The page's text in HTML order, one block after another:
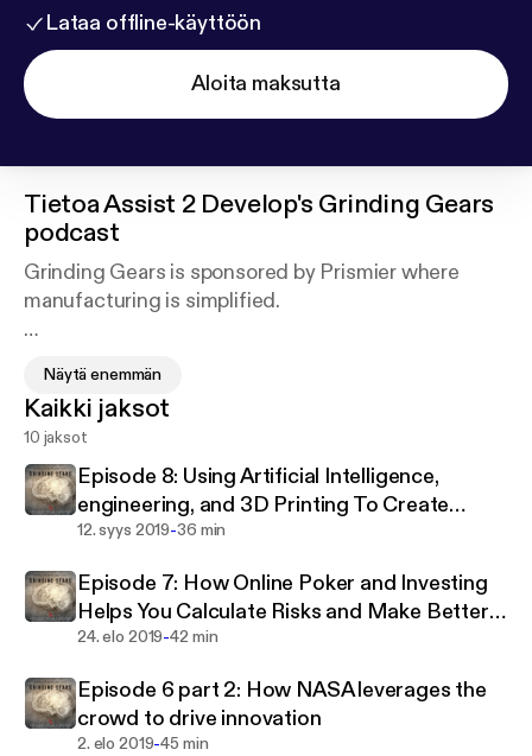
Lataa offline-käyttöön
Aloita maksutta
TietoaAssist 2 Develop's Grinding Gears
podcast
Grinding Gears is sponsored by Prismier where
manufacturing is simplified.
Engineering knowledge is limitless in its scope and
detail.
Making sense of specialized engineering
knowledge is not easy. Why? Most of it you didn't
technical know-how is learned informally on the job.
If you're fortunate, you will have an incredible
mentor who can show you the tricks of the trade. In
fact, the knowledge you need to have a successful
career exists invisibly in the minds of engineers who
are entirely unaware of it.
Näytä enemmän
Kaikki jaksot
10 jaksot
Episode 8: Using Artificial Intelligence,
engineering, and 3D Printing To Create
Custom Footwear
12. syys 2019-36 min
Episode 7: How Online Poker and Investing
Helps You Calculate Risks and Make Better
Decisions
24. elo 2019-42 min
Episode 6 part 2: How NASA leverages the
crowd to drive innovation
2. elo 2019-45 min